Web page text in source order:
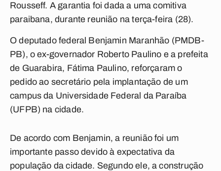
Rousseff. A garantia foi dada a uma comitiva
paraibana, durante reunião na terça-feira (28).
O deputado federal Benjamin Maranhão (PMDB-
PB), o ex-governador Roberto Paulino e a prefeita
de Guarabira, Fátima Paulino, reforçaram o
pedido ao secretário pela implantação de um
campus da Universidade Federal da Paraíba
(UFPB) na cidade.
De acordo com Benjamin, a reunião foi um
importante passo devido à expectativa da
população da cidade. Segundo ele, a construção